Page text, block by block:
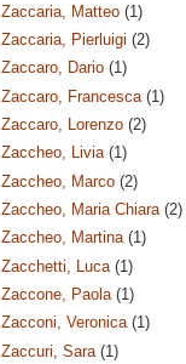
Zaccaria, Matteo(1)
Zaccaria, Pierluigi (2)
Zaccaro, Dario(1)
Zaccaro, Francesca(1)
Zaccaro, Lorenzo(2)
Zaccheo, Livia(1)
Zaccheo, Marco(2)
Zaccheo, Maria Chiara(2)
Zaccheo, Martina(1)
Zacchetti, Luca(1)
Zaccone, Paola(1)
Zacconi, Veronica(1)
Zaccuri, Sara(1)